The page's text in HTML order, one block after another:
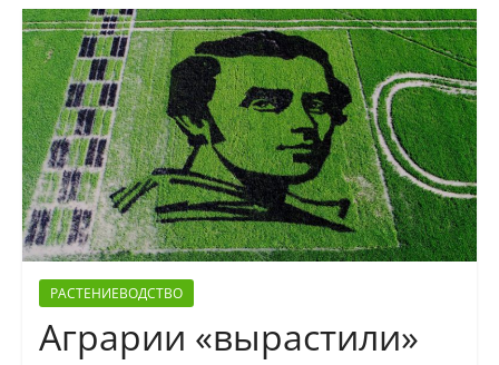
РАСТЕНИЕВОДСТВО
Аграрии «вырастили»